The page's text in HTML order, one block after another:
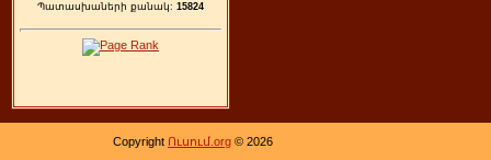
Պատասխաների քանակ: 15824
Copyright Ուսում.org © 2026